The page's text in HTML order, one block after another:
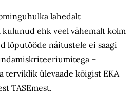
lahedalt
kulunud ehk veel vähemalt kolm
lõputööde näitustele ei saagi
–
terviklik ülevaade kõigist EKA
TASEmest.